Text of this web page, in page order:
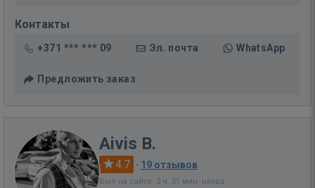
Контакты
+371 *** *** 09 Эл. почта WhatsApp
Предложить заказ
Aivis B.
4.7 · 19 отзывов
Был на сайте: 2 ч. 51 мин. назад